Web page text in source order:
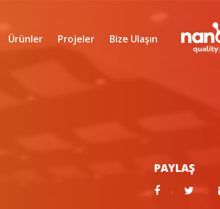
Ürünler Projeler Bize Ulaşın
PAYLAŞ